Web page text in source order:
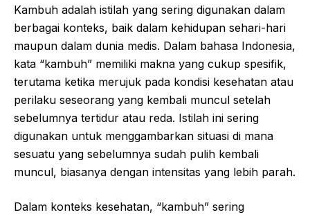
Kambuh adalah istilah yang sering digunakan dalam
berbagai konteks, baik dalam kehidupan sehari-hari
maupun dalam dunia medis. Dalam bahasa Indonesia,
kata “kambuh” memiliki makna yang cukup spesifik,
terutama ketika merujuk pada kondisi kesehatan atau
perilaku seseorang yang kembali muncul setelah
sebelumnya tertidur atau reda. Istilah ini sering
digunakan untuk menggambarkan situasi di mana
sesuatu yang sebelumnya sudah pulih kembali
muncul, biasanya dengan intensitas yang lebih parah.
Dalam konteks kesehatan, “kambuh” sering